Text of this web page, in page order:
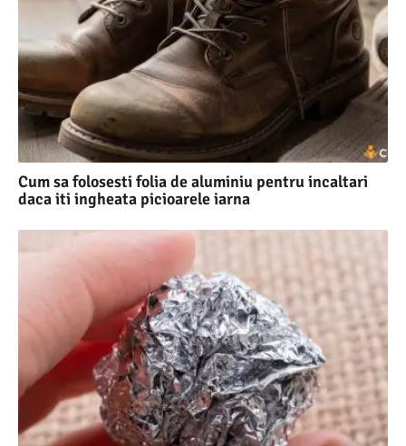
Cum sa folosesti folia de aluminiu pentru incaltari
daca iti ingheata picioarele iarna